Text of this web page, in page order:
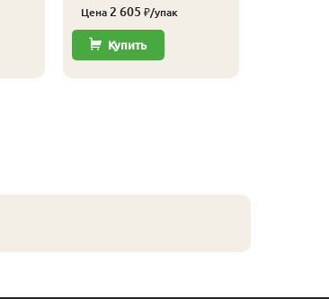
Цена 2 605 ₽/упак
Купить